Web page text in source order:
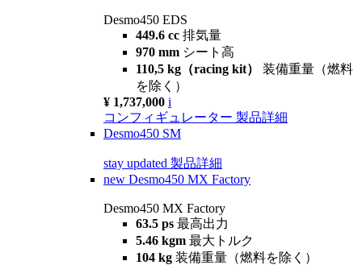
Desmo450 EDS
449.6 cc 排気量
970 mm シート高
110,5 kg（racing kit） 装備重量（燃料
を除く）
¥ 1,737,000 i
コンフィギュレーター 製品詳細
Desmo450 SM
stay updated 製品詳細
new Desmo450 MX Factory
Desmo450 MX Factory
63.5 ps 最高出力
5.46 kgm 最大トルク
104 kg 装備重量（燃料を除く）